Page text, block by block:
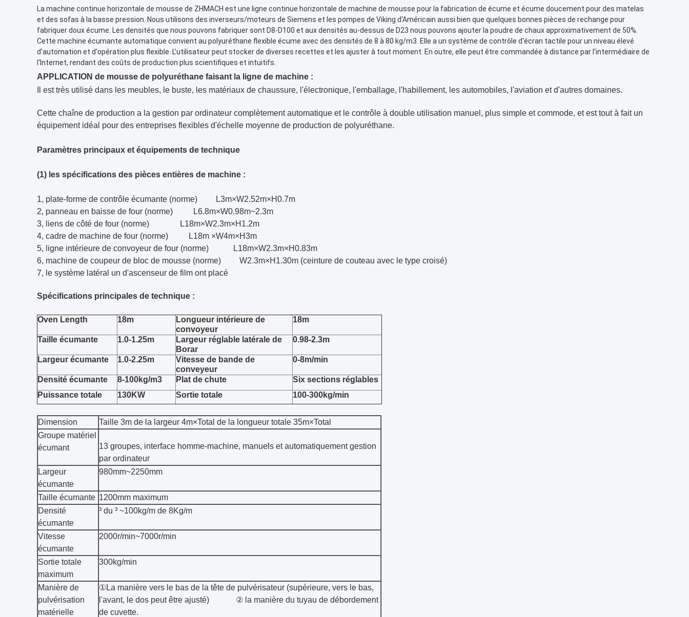
La machine continue horizontale de mousse de ZHMACH est une ligne continue horizontale de machine de mousse pour la fabrication de écume et écume doucement pour des matelas
et des sofas à la basse pression. Nous utilisons des inverseurs/moteurs de Siemens et les pompes de Viking d'Américain aussi bien que quelques bonnes pièces de rechange pour
fabriquer doux écume. Les densités que nous pouvons fabriquer sont D8-D100 et aux densités au-dessus de D23 nous pouvons ajouter la poudre de chaux approximativement de 50%.
Cette machine écumante automatique convient au polyuréthane flexible écume avec des densités de 8 à 80 kg/m3. Elle a un système de contrôle d'écran tactile pour un niveau élevé
d'automation et d'opération plus flexible. L'utilisateur peut stocker de diverses recettes et les ajuster à tout moment. En outre, elle peut être commandée à distance par l'intermédiaire de
l'Internet, rendant des coûts de production plus scientifiques et intuitifs.
APPLICATION de mousse de polyuréthane faisant la ligne de machine :
Il est très utilisé dans les meubles, le buste, les matériaux de chaussure, l'électronique, l'emballage, l'habillement, les automobiles, l'aviation et d'autres domaines.
Cette chaîne de production a la gestion par ordinateur complètement automatique et le contrôle à double utilisation manuel, plus simple et commode, et est tout à fait un
équipement idéal pour des entreprises flexibles d'échelle moyenne de production de polyuréthane.
Paramètres principaux et équipements de technique
(1) les spécifications des pièces entières de machine :
1, plate-forme de contrôle écumante (norme) L3m×W2.52m×H0.7m
2, panneau en baisse de four (norme) L6.8m×W0.98m~2.3m
3, liens de côté de four (norme) L18m×W2.3m×H1.2m
4, cadre de machine de four (norme) L18m ×W4m×H3m
5, ligne intérieure de convoyeur de four (norme) L18m×W2.3m×H0.83m
6, machine de coupeur de bloc de mousse (norme) W2.3m×H1.30m (ceinture de couteau avec le type croisé)
7, le système latéral un d'ascenseur de film ont placé
Spécifications principales de technique :
Oven Length 18m
Longueur intérieure de
convoyeur
18m
Taille écumante 1.0-1.25m
Largeur réglable latérale de
Borar
0.98-2.3m
Largeur écumante 1.0-2.25m
Vitesse de bande de
conveyeur
0-8m/min
Densité écumante 8-100kg/m3 Plat de chute
Six sections réglables
Puissance totale
130KW Sortie totale 100-300kg/min
Dimension
Taille 3m de la largeur 4m×Total de la longueur totale 35m×Total
Groupe matériel
écumant
13 groupes, interface homme-machine, manuels et automatiquement gestion
par ordinateur
Largeur
écumante
980mm~2250mm
Taille écumante 1200mm maximum
Densité
écumante
³ du ³ ~100kg/m de 8Kg/m
Vitesse
écumante
2000r/min~7000r/min
Sortie totale
maximum
300kg/min
Manière de
pulvérisation
matérielle
①La manière vers le bas de la tête de pulvérisateur (supérieure, vers le bas,
l'avant, le dos peut être ajusté) ② la manière du tuyau de débordement
de cuvette.